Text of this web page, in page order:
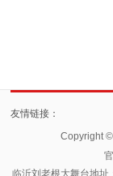
友情链接：
Copyright
临沂刘老根大舞台地